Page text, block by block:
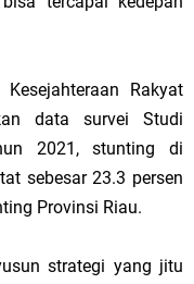
Rakyat
data survei Studi
2021, stunting di
sebesar 23.3 persen
Provinsi Riau.
strategi yang jitu